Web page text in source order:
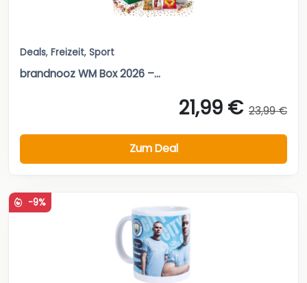
Deals, Freizeit, Sport
brandnooz WM Box 2026 –...
21,99 € 23,99 €
Zum Deal
-9%